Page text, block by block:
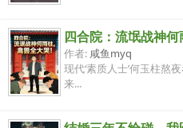
四合院：流氓战神何
作者: 咸鱼myq
现代‘素质人士’何玉柱熬
来...